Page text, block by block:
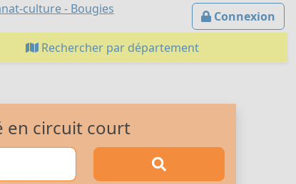
Connexion
culture - Bougies
Rechercher par département
en circuit court